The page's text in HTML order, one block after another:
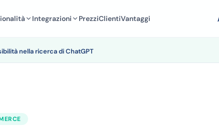
Integrazioni PrezziClientiVantaggi
nella ricerca di ChatGPT